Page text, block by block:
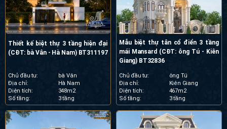
Thiết kế biệt thự 3 tầng hiện đại
(CĐT: bà Vân - Hà Nam) BT311197
Chủ đầu tư:
bà Vân
Địa chỉ:
Hà Nam
Diện tích:
348m2
Số tầng:
3 tầng
Mẫu biệt thự tân cổ điển 3 tầng
mái Mansard (CĐT: ông Tú - Kiên
Giang) BT32836
Chủ đầu tư:
ông Tú
Địa chỉ:
Kiên Giang
Diện tích:
467m2
Số tầng:
3 tầng